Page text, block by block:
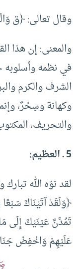
وقال تعالى: ﴿ق
والمعنى: إن هذا
في نظمه وأسلوبه
الشرف والكرم
وكهانة وسِحْرٌ،
والتحريف،
5 ـ العظيم:
لقد نوّه الله
﴿وَلَقَدْ آتَيْنَاكَ
تَمُدَّنَّ عَيْنَيْكَ إِلَى
عَلَيْهِمْ وَاخْفِضْ جَنَاحَكَ